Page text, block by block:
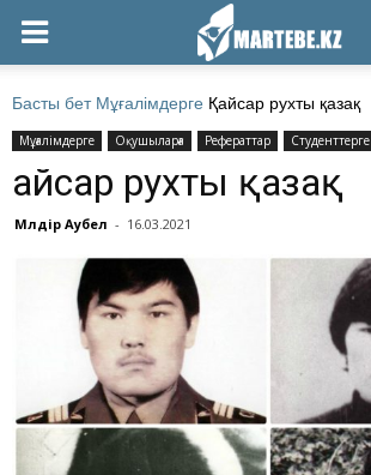
Басты бет Мұғалімдерге Қайсар рухты қазақ
Мұғалімдерге Оқушыларға Рефераттар Студенттерге
Қайсар рухты қазақ
Мөлдір Аубел - 16.03.2021